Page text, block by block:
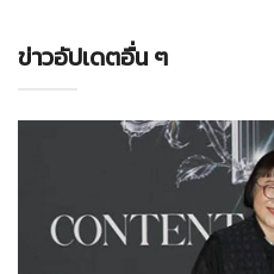
ข่าวอัปเดตอื่น ๆ